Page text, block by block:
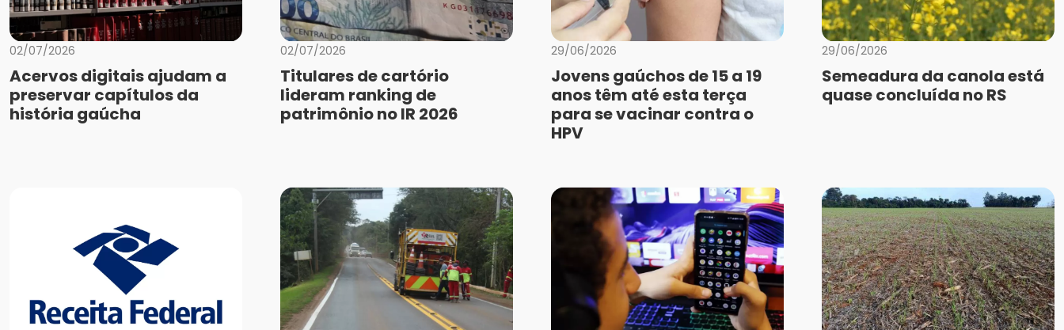
02/07/2026
Acervos digitais ajudam a
preservar capítulos da
história gaúcha
02/07/2026
Titulares de cartório
lideram ranking de
patrimônio no IR 2026
29/06/2026
Jovens gaúchos de 15 a 19
anos têm até esta terça
para se vacinar contra o
HPV
29/06/2026
Semeadura da canola está
quase concluída no RS